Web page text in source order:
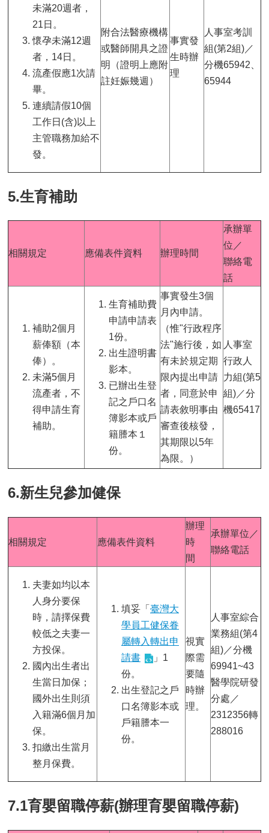
未滿20週者，
21日。
懷孕未滿12週
者，14日。
流產假應1次請
畢。
連續請假10個
工作日(含)以上
主管職務加給不
發。
附合法醫療機構
或醫師開具之證
明（證明上應附
註妊娠幾週）
事實發
生時辦
理
人事室考訓
組(第2組)／
分機65942、
65944
5.生育補助
相關規定 應備表件資料 辦理時間
承辦單
位／
聯絡電
話
補助2個月
薪俸額（本
俸）。
未滿5個月
流產者，不
得申請生育
補助。
生育補助費
申請申請表
1份。
出生證明書
影本。
已辦出生登
記之戶口名
簿影本或戶
籍謄本１
份。
事實發生3個
月內申請。
（惟"行政程序
法"施行後，如
有未於規定期
限內提出申請
者，同意於申
請表敘明事由
審查後核發，
其期限以5年
為限。）
人事室
行政人
力組(第5
組)／分
機65417
6.新生兒參加健保
相關規定 應備表件資料
辦理
時
間
承辦單位／
聯絡電話
夫妻如均以本
人身分要保
時，請擇保費
較低之夫妻一
方投保。
國內出生者出
生當日加保；
國外出生則須
入籍滿6個月加
保。
扣繳出生當月
整月保費。
填妥「 臺灣大
學員工健保眷
屬轉入轉出申
請書
」1
份。
出生登記之戶
口名簿影本或
戶籍謄本一
份。
視實
際需
要隨
時辦
理。
人事室綜合
業務組(第4
組)／分機
69941~43
醫學院研發
分處／
2312356轉
288016
7.1育嬰留職停薪(辦理育嬰留職停薪)